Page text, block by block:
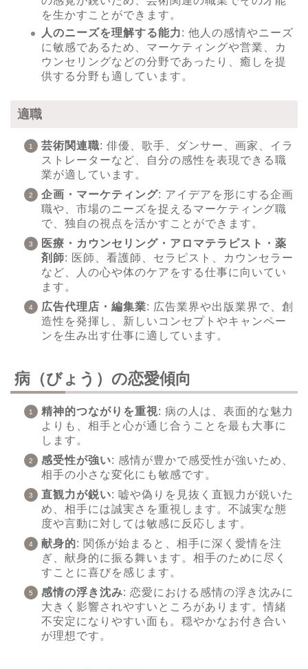
を生かすことができます。
人のニーズを理解する能力: 他人の感情やニーズ
に敏感であるため、マーケティングや営業、カ
ウンセリングなどの分野であったり、癒しを提
供する分野も適しています。
適職
芸術関連職: 俳優、歌手、ダンサー、画家、イラ
ストレーターなど、自分の感性を表現できる職
業が適しています。
企画・マーケティング: アイデアを形にする企画
職や、市場のニーズを捉えるマーケティング職
で、独自の視点を活かすことができます。
医療・カウンセリング・アロマテラピスト・薬
剤師: 医師、看護師、セラピスト、カウンセラー
など、人の心や体のケアをする仕事に向いてい
ます。
広告代理店・編集業: 広告業界や出版業界で、創
造性を発揮し、新しいコンセプトやキャンペー
ンを生み出す仕事に適しています。
病（びょう）の恋愛傾向
精神的つながりを重視: 病の人は、表面的な魅力
よりも、相手と心が通じ合うことを最も大事に
します。
感受性が強い: 感情が豊かで感受性が強いため、
相手の小さな変化にも敏感です。
直観力が鋭い: 嘘や偽りを見抜く直観力が鋭いた
め、相手には誠実さを重視します。不誠実な態
度や言動に対しては敏感に反応します。
献身的: 関係が始まると、相手に深く愛情を注
ぎ、献身的に振る舞います。相手のために尽く
すことに喜びを感じます。
感情の浮き沈み: 恋愛における感情の浮き沈みに
大きく影響されやすいところがあります。情緒
不安定になりやすい面も。穏やかなお付き合い
が理想です。